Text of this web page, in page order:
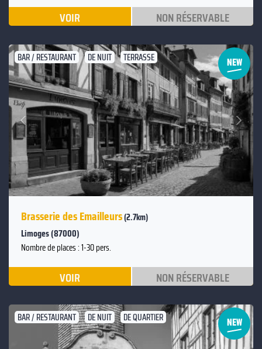
VOIR NON RÉSERVABLE
BAR / RESTAURANT DE NUIT TERRASSE
Précédent
Suivant
Brasserie des Emailleurs(2.7km)
Limoges (87000)
Nombre de places : 1-30 pers.
VOIR NON RÉSERVABLE
BAR / RESTAURANT DE NUIT DE QUARTIER